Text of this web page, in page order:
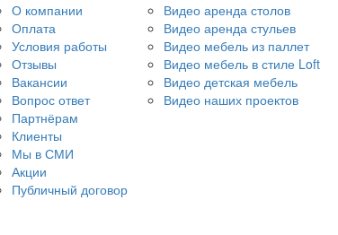
О компании
Оплата
Условия работы
Отзывы
Вакансии
Вопрос ответ
Партнёрам
Клиенты
Мы в СМИ
Акции
Публичный договор
Видео аренда столов
Видео аренда стульев
Видео мебель из паллет
Видео мебель в стиле Loft
Видео детская мебель
Видео наших проектов